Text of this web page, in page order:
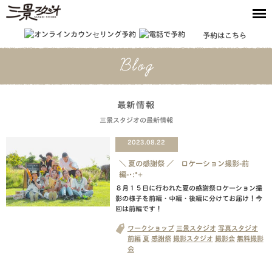
予約はこちら
最新情報
三景スタジオの最新情報
2023.08.22
＼ 夏の感謝祭 ／ ロケーション撮影-前
編-･:*+
８月１５日に行われた夏の感謝祭ロケーション撮
影の様子を前編・中編・後編に分けてお届け！今
回は前編です！
ワークショップ 三景スタジオ 写真スタジオ
前編 夏 感謝祭 撮影スタジオ 撮影会 無料撮影
会